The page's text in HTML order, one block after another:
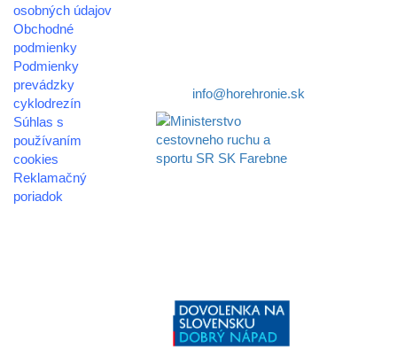
osobných údajov
Obchodné
podmienky
Podmienky
prevádzky
cyklodrezín
Súhlas s
používaním
cookies
Reklamačný
poriadok
info@horehronie.sk